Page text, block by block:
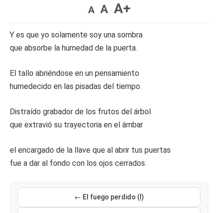
A A A+
Y es que yo solamente soy una sombra
que absorbe la humedad de la puerta.
El tallo abriéndose en un pensamiento
humedecido en las pisadas del tiempo.
Distraído grabador de los frutos del árbol
que extravió su trayectoria en el ámbar
el encargado de la llave que al abrir tus puertas
fue a dar al fondo con los ojos cerrados.
← El fuego perdido (I)